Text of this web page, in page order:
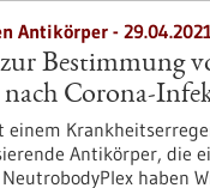
Antikörper -
Bestimmung
Corona-
einem
Antikörper, die
haben